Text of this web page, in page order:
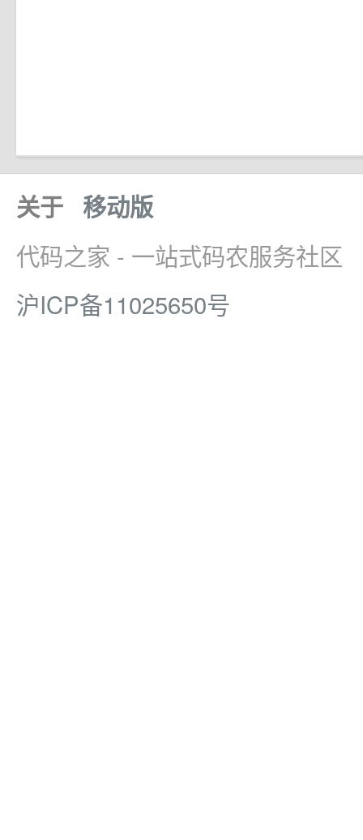
关于 移动版
代码之家 - 一站式码农服务社区
沪ICP备11025650号